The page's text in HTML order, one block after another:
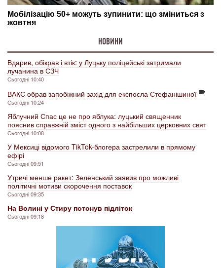
НОВИНИ
Вдарив, обікрав і втік: у Луцьку поліцейські затримали
лучанина в СЗЧ
Сьогодні 10:40
ВАКС обрав запобіжний захід для експосла Стефанішиної
Сьогодні 10:24
Яблучний Спас це не про яблука: луцький священник
пояснив справжній зміст одного з найбільших церковних свят
Сьогодні 10:08
У Мексиці відомого TikTok-блогера застрелили в прямому
ефірі
Сьогодні 09:51
Утричі менше ракет: Зеленський заявив про можливі
політичні мотиви скорочення поставок
Сьогодні 09:35
На Волині у Стиру потонув підліток
Сьогодні 09:18